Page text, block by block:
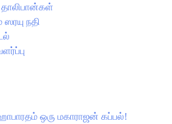
தாலிபான்கள்
நதி
ஒரு மகாராஜன் கப்பல்!